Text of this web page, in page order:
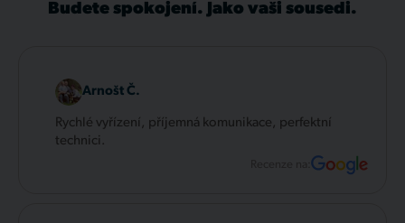
Budete spokojení. Jako vaši sousedi.
Arnošt Č.
Rychlé vyřízení, příjemná komunikace, perfektní
technici.
Recenze na: